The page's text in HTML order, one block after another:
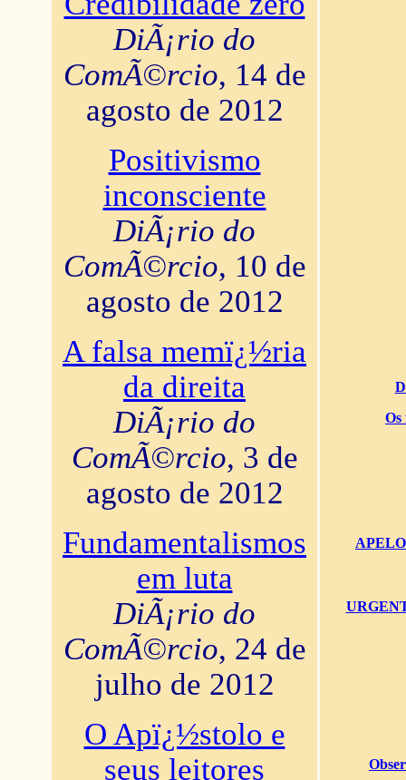
DiÃ¡rio do
ComÃ©rcio, 14 de
agosto de 2012
Positivismo
inconsciente
DiÃ¡rio do
ComÃ©rcio, 10 de
agosto de 2012
A falsa memï¿½ria
da direita
DiÃ¡rio do
ComÃ©rcio, 3 de
agosto de 2012
Fundamentalismos
em luta
DiÃ¡rio do
ComÃ©rcio, 24 de
julho de 2012
O Apï¿½stolo e
seus leitores
Os